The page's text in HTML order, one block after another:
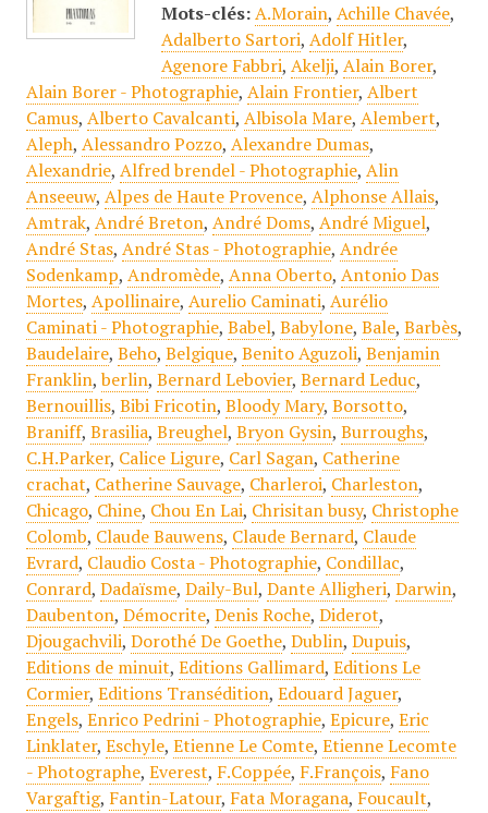
Mots-clés: A.Morain, Achille Chavée,
Adalberto Sartori, Adolf Hitler,
Agenore Fabbri, Akelji, Alain Borer,
Alain Borer - Photographie, Alain Frontier, Albert
Camus, Alberto Cavalcanti, Albisola Mare, Alembert,
Aleph, Alessandro Pozzo, Alexandre Dumas,
Alexandrie, Alfred brendel - Photographie, Alin
Anseeuw, Alpes de Haute Provence, Alphonse Allais,
Amtrak, André Breton, André Doms, André Miguel,
André Stas, André Stas - Photographie, Andrée
Sodenkamp, Andromède, Anna Oberto, Antonio Das
Mortes, Apollinaire, Aurelio Caminati, Aurélio
Caminati - Photographie, Babel, Babylone, Bale, Barbès,
Baudelaire, Beho, Belgique, Benito Aguzoli, Benjamin
Franklin,berlin, Bernard Lebovier, Bernard Leduc,
Bernouillis, Bibi Fricotin, Bloody Mary, Borsotto,
Braniff, Brasilia, Breughel, Bryon Gysin, Burroughs,
C.H.Parker, Calice Ligure, Carl Sagan, Catherine
crachat, Catherine Sauvage, Charleroi, Charleston,
Chicago, Chine, Chou En Lai, Chrisitan busy, Christophe
Colomb, Claude Bauwens, Claude Bernard, Claude
Evrard, Claudio Costa - Photographie, Condillac,
Conrard, Dadaïsme, Daily-Bul, Dante Alligheri, Darwin,
Daubenton, Démocrite, Denis Roche, Diderot,
Djougachvili, Dorothé De Goethe, Dublin, Dupuis,
Editions de minuit, Editions Gallimard, Editions Le
Cormier, Editions Transédition, Edouard Jaguer,
Engels, Enrico Pedrini - Photographie, Epicure, Eric
Linklater, Eschyle, Etienne Le Comte, Etienne Lecomte
- Photographe, Everest, F.Coppée, F.François, Fano
Vargaftig, Fantin-Latour, Fata Moragana, Foucault,